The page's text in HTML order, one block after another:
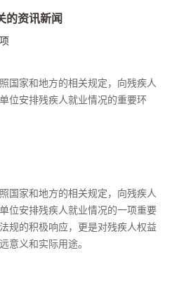
的资讯新闻
国家和地方的相关规定，向残疾人
位安排残疾人就业情况的重要环
国家和地方的相关规定，向残疾人
位安排残疾人就业情况的一项重要
规的积极响应，更是对残疾人权益
意义和实际用途。